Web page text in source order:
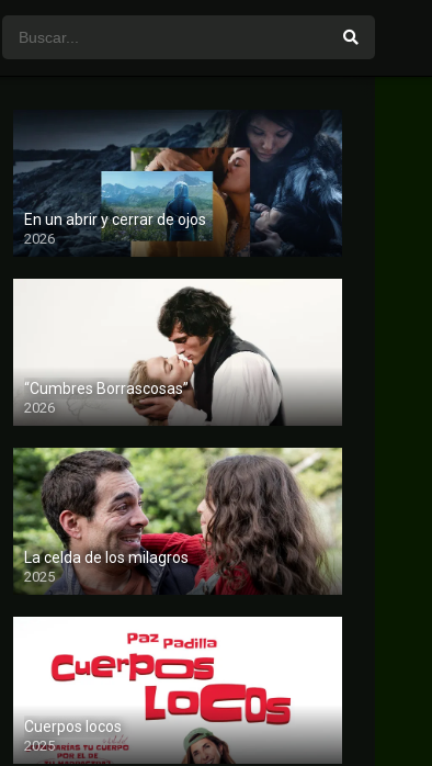
En un abrir y cerrar de ojos
2026
FULL HD
“Cumbres Borrascosas”
2026
FULL HD
La celda de los milagros
2025
FULL HD
Cuerpos locos
2025
FULL HD